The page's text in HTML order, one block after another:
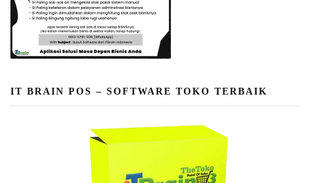
IT BRAIN POS – SOFTWARE TOKO TERBAIK